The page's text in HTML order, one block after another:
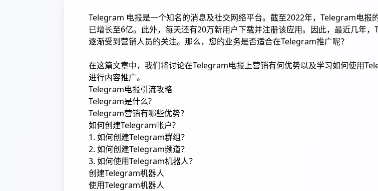
Telegram 电报是一个知名的消息及社交网络平台。截至2022年，Telegram电报
已增长至6亿。此外，每天还有20万新用户下载并注册该应用。因此，最近几年
逐渐受到营销人员的关注。那么，您的业务是否适合在Telegram推广呢？
在这篇文章中，我们将讨论在Telegram电报上营销有何优势以及学习如何使用
进行内容推广。
Telegram电报引流攻略
Telegram是什么?
Telegram营销有哪些优势？
如何创建Telegram帐户?
1. 如何创建Telegram群组？
2. 如何创建Telegram频道？
3. 如何使用Telegram机器人？
创建Telegram机器人
使用Telegram机器人